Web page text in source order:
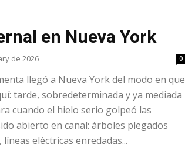
en Nueva York
de 2026 0
llegó a Nueva York del modo en que
tarde, sobredeterminada y ya mediada
cuando el hielo serio golpeó las
abierto en canal: árboles plegados
eléctricas enredadas...